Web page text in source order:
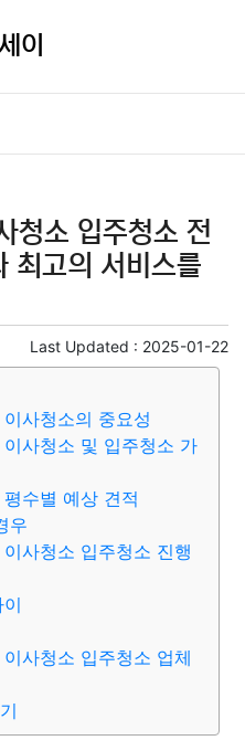
이
청소 입주청소 전
최고의 서비스를
Last Updated : 2025-01-22
사청소의 중요성
사청소 및 입주청소 가
수별 예상 견적
우
사청소 입주청소 진행
사청소 입주청소 업체